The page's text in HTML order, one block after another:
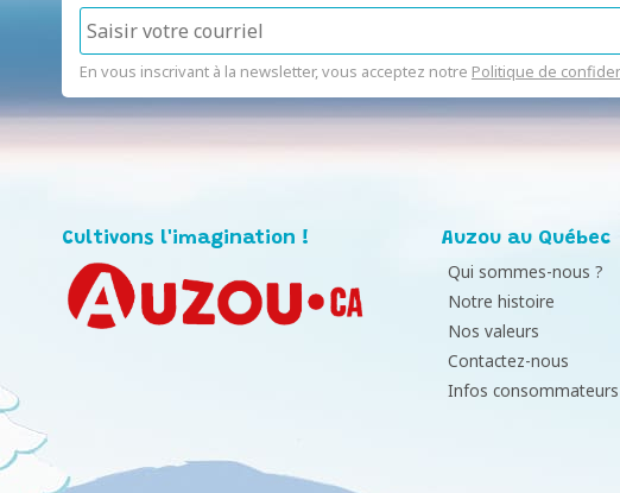
En vous inscrivant à la newsletter, vous acceptez notre Politique de
Cultivons l'imagination ! Auzou au Québec
Qui sommes-nous ?
Notre histoire
Nos valeurs
Contactez-nous
Infos consommateurs